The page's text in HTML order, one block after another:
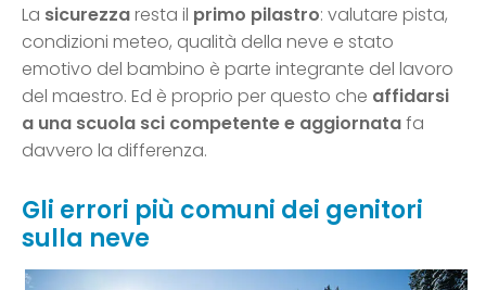
La sicurezzaresta il primo pilastro: valutare pista,
condizioni meteo, qualità della neve e stato
emotivo del bambino è parte integrante del lavoro
del maestro. Ed è proprio per questo che affidarsi
a una scuola sci competente e aggiornatafa
davvero la differenza.
Gli errori più comuni dei genitori
sulla neve